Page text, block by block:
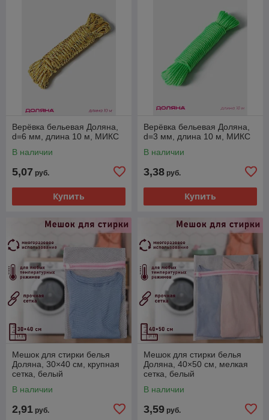
Верёвка бельевая Доляна,
d=6 мм, длина 10 м, МИКС
В наличии
5,07 руб.
Купить
Верёвка бельевая Доляна,
d=3 мм, длина 10 м, МИКС
В наличии
3,38 руб.
Купить
Мешок для стирки белья
Доляна, 30×40 см, крупная
сетка, белый
В наличии
2,91 руб.
Мешок для стирки белья
Доляна, 40×50 см, мелкая
сетка, белый
В наличии
3,59 руб.